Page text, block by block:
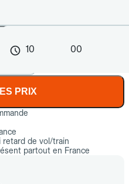
10 00
PRIX
retard de vol/train
partout en France